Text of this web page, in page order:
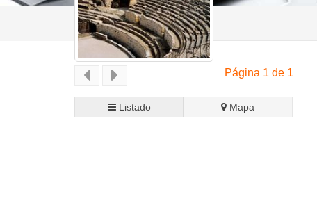
Página 1 de 1
Listado Mapa